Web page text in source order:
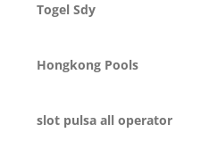
Togel Sdy
Hongkong Pools
slot pulsa all operator